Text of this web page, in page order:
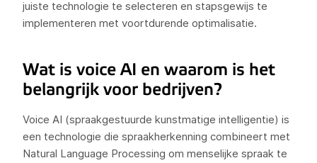
juiste technologie te selecteren en stapsgewijs te
implementeren met voortdurende optimalisatie.
Wat is voice AI en waarom is het
belangrijk voor bedrijven?
Voice AI (spraakgestuurde kunstmatige intelligentie) is
een technologie die spraakherkenning combineert met
Natural Language Processing om menselijke spraak te